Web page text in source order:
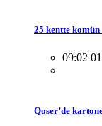
25 kentte
09:02 01
Qoser’de